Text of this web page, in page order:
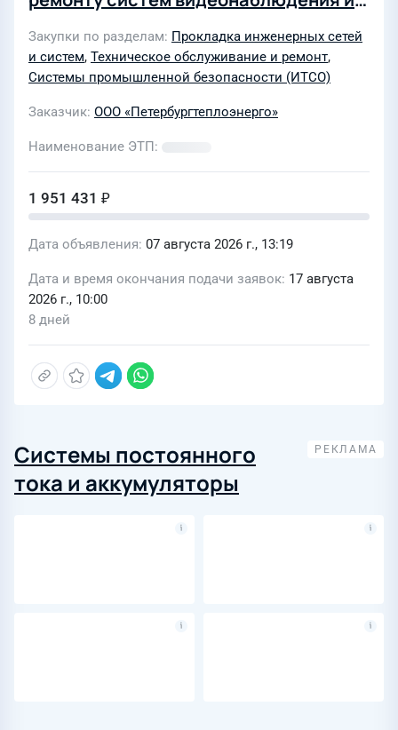
установленных на объекте ООО
«Петербургтеплоэнерго» по адресу г.
д.266, стр.1 и лит.О 210/78/2027/П
Закупки по разделам Прокладка инженерных сетей
и систем, Техническое обслуживание и ремонт,
Системы промышленной безопасности (ИТСО)
Заказчик ООО «Петербургтеплоэнерго»
Наименование ЭТП
1 951 431 ₽
Дата объявления 07 августа 2026 г., 13:19
Дата и время окончания подачи заявок 17 августа
2026 г., 10:00
8 дней
Системы постоянного
тока и аккумуляторы